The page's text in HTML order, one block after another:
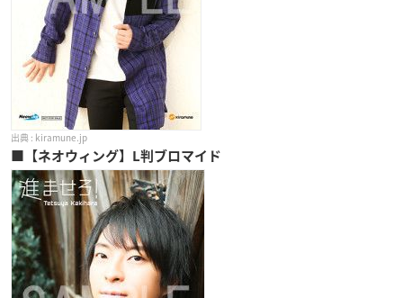
kiramune.jp
■【ネオウィング】L判ブロマイド